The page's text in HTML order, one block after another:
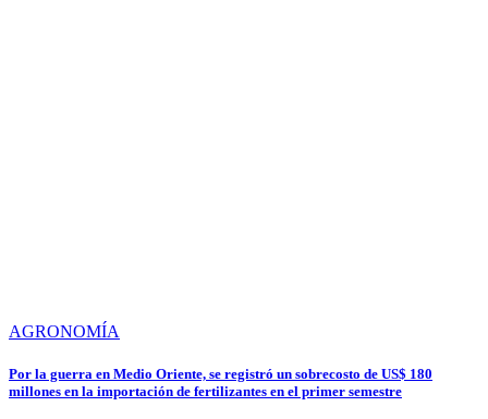
AGRONOMÍA
Por la guerra en Medio Oriente, se registró un sobrecosto de US$ 180
millones en la importación de fertilizantes en el primer semestre